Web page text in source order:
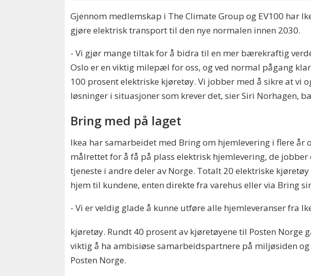
Gjennom medlemskap i The Climate Group og EV100 har
gjøre elektrisk transport til den nye normalen innen 2030.
- Vi gjør mange tiltak for å bidra til en mer bærekraftig
Oslo er en viktig milepæl for oss, og ved normal pågang
100 prosent elektriske kjøretøy. Vi jobber med å sikre at vi
løsninger i situasjoner som krever det, sier Siri Norhagen,
Bring med på laget
Ikea har samarbeidet med Bring om hjemlevering i flere år
målrettet for å få på plass elektrisk hjemlevering, de jobber
tjeneste i andre deler av Norge. Totalt 20 elektriske
hjem til kundene, enten direkte fra varehus eller via Bring
- Vi er veldig glade å kunne utføre alle hjemleveranser fra
kjøretøy. Rundt 40 prosent av kjøretøyene til Posten
viktig å ha ambisiøse samarbeidspartnere på miljøsiden
Posten Norge.